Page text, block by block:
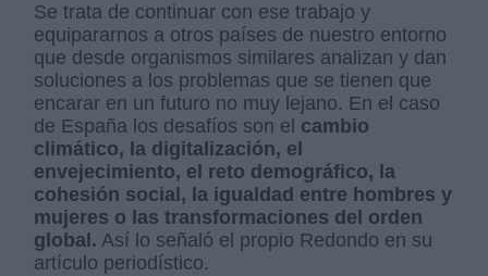
Se trata de continuar con ese trabajo y
equipararnos a otros países de nuestro entorno
que desde organismos similares analizan y dan
soluciones a los problemas que se tienen que
encarar en un futuro no muy lejano. En el caso
de España los desafíos son el cambio
climático, la digitalización, el
envejecimiento, el reto demográfico, la
cohesión social, la igualdad entre hombres y
mujeres o las transformaciones del orden
global. Así lo señaló el propio Redondo en su
artículo periodístico.